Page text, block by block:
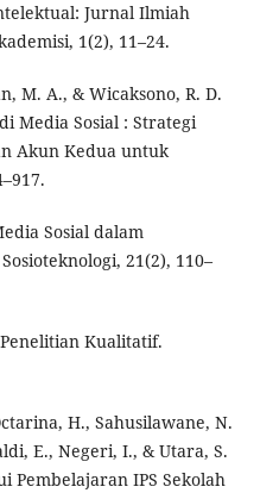
Jurnal Ilmiah
1(2), 11–24.
M. A., & Wicaksono, R. D.
Media Sosial : Strategi
Akun Kedua untuk
Sosial dalam
21(2), 110–
Kualitatif.
H., Sahusilawane, N.
E., Negeri, I., & Utara, S.
Pembelajaran IPS Sekolah